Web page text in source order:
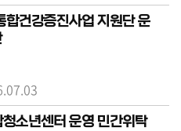
건강증진사업 지원단 운
소년센터 운영 민간위탁